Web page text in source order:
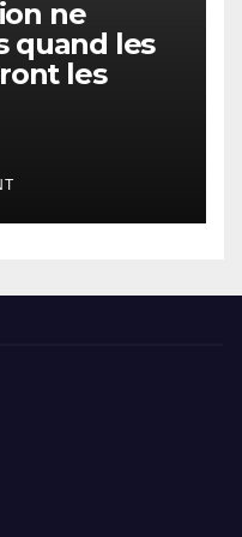
ne
quand les
les